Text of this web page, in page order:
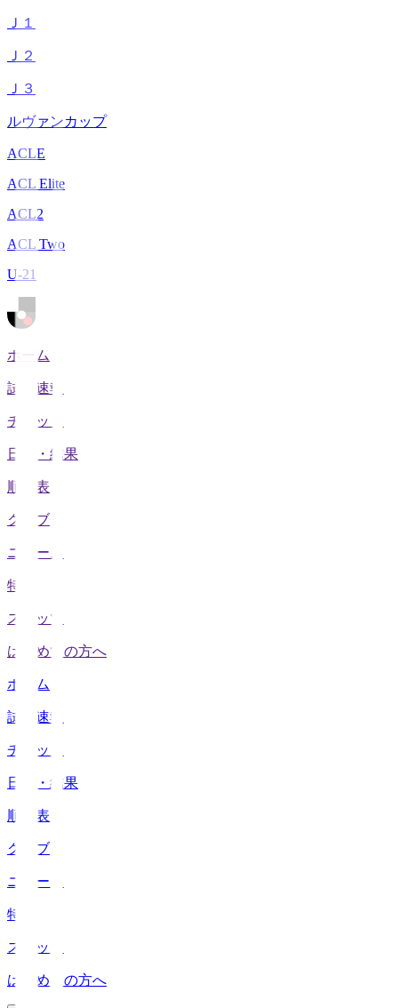
Ｊ１
Ｊ２
Ｊ３
ルヴァンカップ
ACLE
ACL Elite
ACL2
ACL Two
U-21
ホーム
試合速報
チケット
日程・結果
順位表
クラブ
ニュース
特集
スタッツ
はじめての方へ
ホーム
試合速報
チケット
日程・結果
順位表
クラブ
ニュース
特集
スタッツ
はじめての方へ